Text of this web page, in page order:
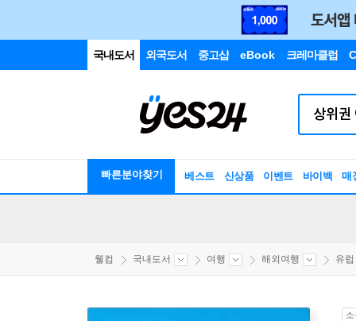
국내도서 외국도서 중고샵 eBook 크레마클럽
빠른분야찾기 베스트 신상품 이벤트 바이백 매
웰컴 국내도서 여행 해외여행 유럽